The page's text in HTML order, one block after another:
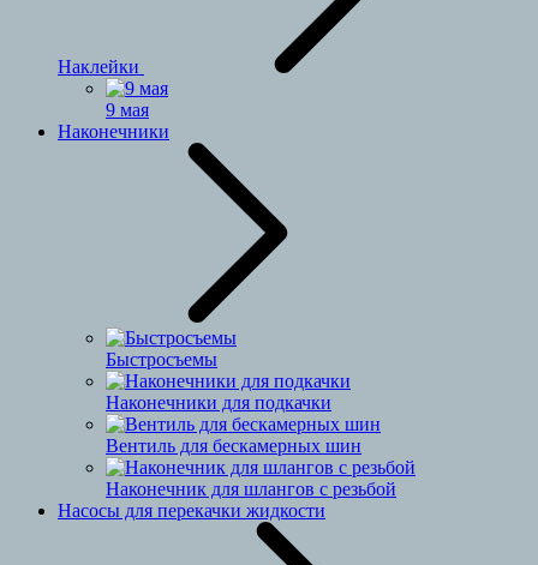
Наклейки
9 мая
Наконечники
Быстросъемы
Наконечники для подкачки
Вентиль для бескамерных шин
Наконечник для шлангов с резьбой
Насосы для перекачки жидкости